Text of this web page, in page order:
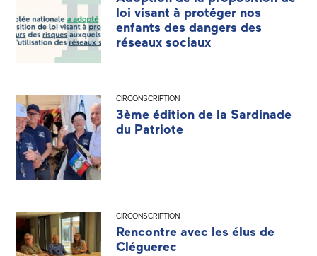
loi visant à protéger nos
enfants des dangers des
réseaux sociaux
CIRCONSCRIPTION
3ème édition de la Sardinade
du Patriote
CIRCONSCRIPTION
Rencontre avec les élus de
Cléguerec